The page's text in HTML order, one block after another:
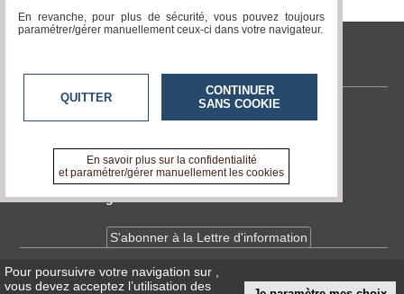
www.medias-francophones.com
Contactez-nous
A propos de www.medias-francophones.com
Devenir délégué
S'abonner à la Lettre d'information
InfosCNIL/RGPD
Pour poursuivre votre navigation sur
vous devez acceptez l’utilisation des
En revanche, pour plus de sécurité, vous pouvez toujours
paramétrer/gérer manuellement ceux-ci dans votre navigateur.
QUITTER
CONTINUER
SANS COOKIE
En savoir plus sur la confidentialité
et paramétrer/gérer manuellement les cookies